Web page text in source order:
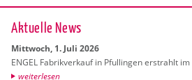
Ak­tu­el­le News
Mitt­woch, 1. Juli 2026
ENGEL Fa­brik­ver­kauf in Pful­lin­gen er­strahlt
wei­ter­le­sen